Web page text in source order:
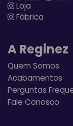
Loja
Fábrica
A Reginez
Quem Somos
Acabamentos
Perguntas
Fale Conosco